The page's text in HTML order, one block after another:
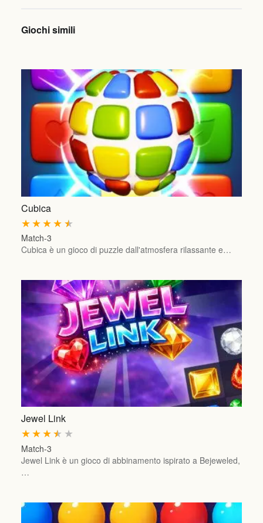
Giochi simili
Cubica
★
★
★
★
★
Match-3
Cubica è un gioco di puzzle dall'atmosfera rilassante e…
Jewel Link
★
★
★
★
★
Match-3
Jewel Link è un gioco di abbinamento ispirato a Bejeweled,
…